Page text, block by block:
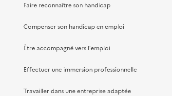
Faire reconnaître son handicap
Compenser son handicap en emploi
Être accompagné vers l'emploi
Effectuer une immersion professionnelle
Travailler dans une entreprise adaptée